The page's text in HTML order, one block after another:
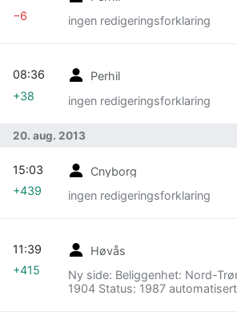
ingen redigeringsforklaring
−6
Perhil
ingen redigeringsforklaring
08:36
+38
20. aug. 2013
Cnyborg
ingen redigeringsforklaring
15:03
+439
Høvås
Ny side: Beliggenhet: Nord-
1904 Status: 1987
11:39
+415